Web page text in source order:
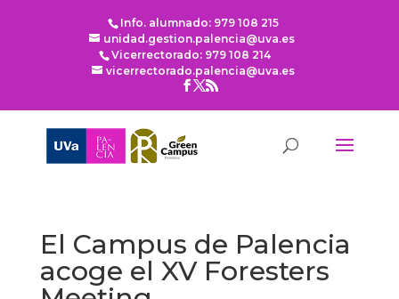
Info. alumnado: 979 108 215
unidad.gestion.palencia@uva.es
Vicerrectorado: 979 108 214
vicerrectorado.palencia@uva.es
El Campus de Palencia
acoge el XV Foresters